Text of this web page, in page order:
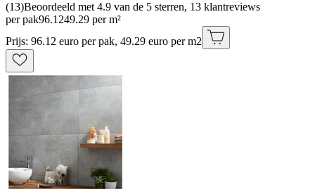
(13)Beoordeeld met 4.9 van de 5 sterren, 13 klantreviews
per pak96.1249.29 per m²
Prijs: 96.12 euro per pak, 49.29 euro per m2